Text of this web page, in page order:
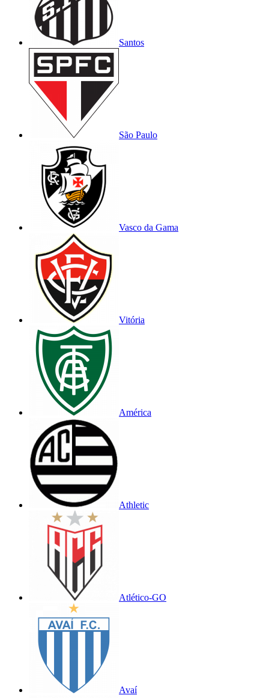
Santos
São Paulo
Vasco da Gama
Vitória
América
Athletic
Atlético-GO
Avaí